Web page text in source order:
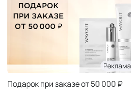
Реклама
Подарок при заказе от 50 000 ₽